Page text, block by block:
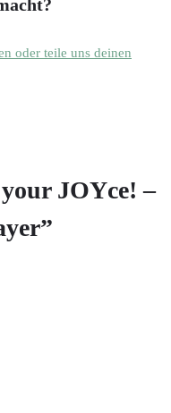
oder teile uns deinen
JOYce! –